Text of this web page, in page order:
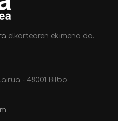
elkartearen ekimena da.
- 48001 Bilbo